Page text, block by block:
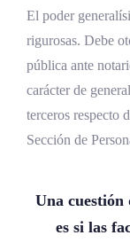
El poder
rigurosas. Debe
pública ante
carácter de
terceros respecto
Sección de
Una cuestión
es si las